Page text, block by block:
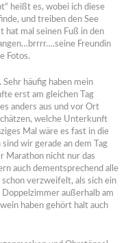
heißt es, wobei ich diese
und treiben den See
hat mal seinen Fuß in den
Freundin
Fotos.
Sehr häufig haben mein
erst am gleichen Tag
anders aus und vor Ort
welche Unterkunft
Mal wäre es fast in die
wir gerade an dem Tag
Marathon nicht nur das
auch dementsprechend alle
verzweifelt, als sich ein
außerhalb am
haben gehört halt auch